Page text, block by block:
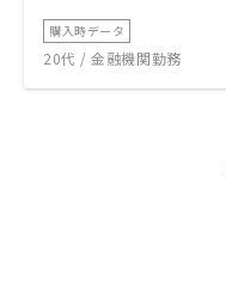
購入時データ
20代 / 金融機関勤務